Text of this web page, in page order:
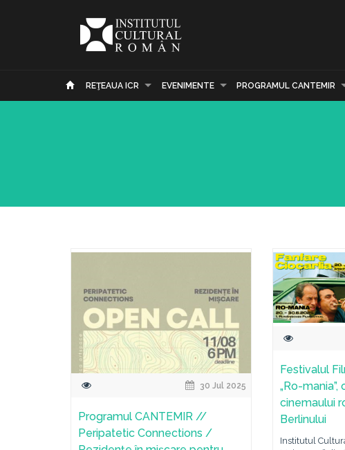
REŢEAUA ICR EVENIMENTE PROGRAMUL CANTEMIR
30 Jul 2025
Programul CANTEMIR //
Peripatetic Connections /
Festivalul
„Ro-
cinemaului
Berlinului
Institutul